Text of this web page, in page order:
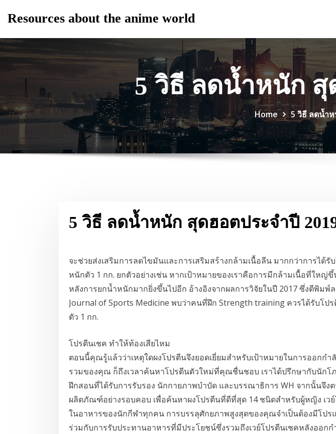
Resources about the anime world
5 วิธี ลดน้ำหนัก สุ
Home 5 วิธี ลดน้ำ
5 วิธี ลดน้ำหนัก สุดฮอตประจำปี
จะช่วยส่งเสริมการลดไขมันและการเสริมสร้างกล้ามเนื้อลีน มากกว่าการได้รั
หนักตัว 1 กก. ยกตัวอย่างเช่น หากเป้าหมายของเราคือการมีกล้ามเนื้อที่ใหญ่
หลังการยกน้ำหนักมากยิ่งขึ้นไปอีก อ้างอิงจากผลการวิจัยในปี 2017 ซึ่งตีพิมพ์
Journal of Sports Medicine พบว่าคนที่ฝึก Strength training ควรได้รับโป
ตัว 1 กก.
โปรตีนเชค ทำให้ท้องเสียไหม
ตอนนี้คุณรู้แล้วว่าเหตุใดผงโปรตีนจึงยอดเยี่ยมสำหรับเป้าหมายในการออกกำ
รวมของคุณ ก็ถึงเวลาค้นหาโปรตีนตัวใหม่ที่คุณชื่นชอบ เราได้ปรึกษากับนักโ
ฝึกสอนที่ได้รับการรับรอง นักกายภาพบำบัด และบรรณาธิการ WH จากนั้นจึง
ผลิตภัณฑ์อย่างรอบคอบ เพื่อค้นหาผงโปรตีนที่ดีที่สุด 14 ชนิดสำหรับผู้หญิง เว
ในอาหารของนักกีฬาทุกคน การบรรลุศักยภาพสูงสุดของคุณจำเป็นต้องมีโปร
ร่วมกับการรับประทานอาหารที่มีประโยชน์ซึ่งรวมถึงเวย์โปรตีนเชคหลังออกก